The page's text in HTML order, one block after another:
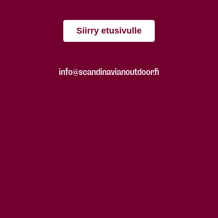
Siirry etusivulle
info@scandinavianoutdoor.fi